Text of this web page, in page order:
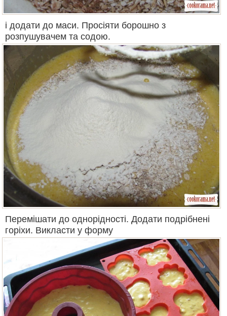
і додати до маси. Просіяти борошно з
розпушувачем та содою.
Перемішати до однорідності. Додати подрібнені
горіхи. Викласти у форму